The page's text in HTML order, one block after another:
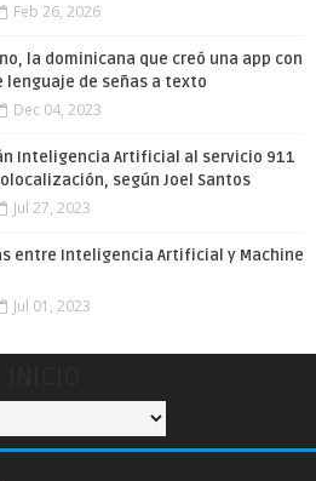
Feb 26, 2026
la dominicana que creó una app con
lenguaje de señas a texto
Dec 04, 2023
Inteligencia Artificial al servicio 911
según Joel Santos
Jul 27, 2023
entre Inteligencia Artificial y Machine
Jul 01, 2023